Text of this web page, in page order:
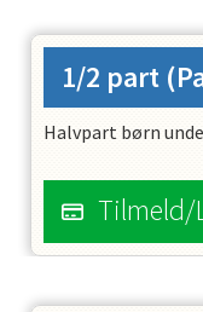
1/2 part
Halvpart børn
Tilmeld/